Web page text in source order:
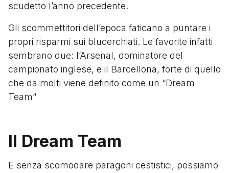
scudetto l’anno precedente.
Gli scommettitori dell’epoca faticano a puntare i
propri risparmi sui blucerchiati. Le favorite infatti
sembrano due: l’Arsenal, dominatore del
campionato inglese, e il Barcellona, forte di quello
che da molti viene definito come un “Dream
Team”
Il Dream Team
E senza scomodare paragoni cestistici, possiamo